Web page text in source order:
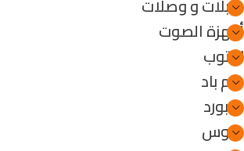
كابلات و وصلات
أجهزة الصوت
لابتوب
جيم باد
كيبورد
ماوس